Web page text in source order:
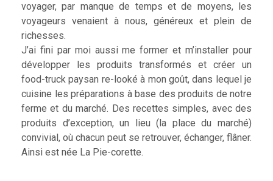
voyager, par manque de temps et de moyens, les
voyageurs venaient à nous, généreux et plein de
richesses.
J’ai fini par moi aussi me former et m’installer pour
développer les produits transformés et créer un
food-truck paysan re-looké à mon goût, dans lequel je
cuisine les préparations à base des produits de notre
ferme et du marché. Des recettes simples, avec des
produits d’exception, un lieu (la place du marché)
convivial, où chacun peut se retrouver, échanger, flâner.
Ainsi est née La Pie-corette.